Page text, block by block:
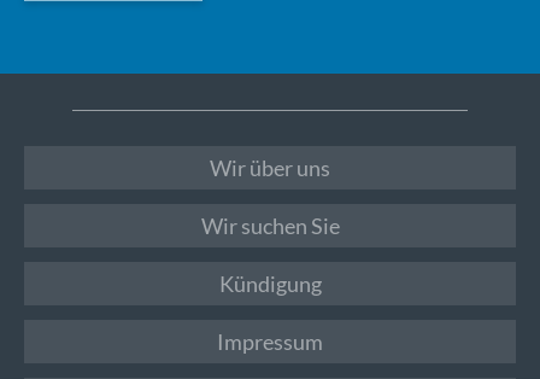
Wir über uns
Wir suchen Sie
Kündigung
Impressum